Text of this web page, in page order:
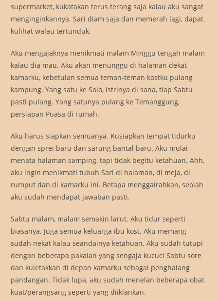
supermarket, kukatakan terus terang saja kalau aku sangat
menginginkannya. Sari diam saja dan memerah lagi, dapat
kulihat walau tertunduk.
Aku mengajaknya menikmati malam Minggu tengah malam
kalau dia mau. Aku akan menunggu di halaman dekat
kamarku, kebetulan semua teman-teman kostku pulang
kampung. Yang satu ke Solo, istrinya di sana, tiap Sabtu
pasti pulang. Yang satunya pulang ke Temanggung,
persiapan Puasa di rumah.
Aku harus siapkan semuanya. Kusiapkan tempat tidurku
dengan sprei baru dan sarung bantal baru. Aku mulai
menata halaman samping, tapi tidak begitu ketahuan. Ahh,
aku ingin menikmati tubuh Sari di halaman, di meja, di
rumput dan di kamarku ini. Betapa menggairahkan, seolah
aku sudah mendapat jawaban pasti.
Sabtu malam, malam semakin larut. Aku tidur seperti
biasanya. Juga semua keluarga ibu kost. Aku memang
sudah nekat kalau seandainya ketahuan. Aku sudah tutupi
dengan beberapa pakaian yang sengaja kucuci Sabtu sore
dan kuletakkan di depan kamarku sebagai penghalang
pandangan. Tidak lupa, aku sudah menelan beberapa obat
kuat/perangsang seperti yang diiklankan.